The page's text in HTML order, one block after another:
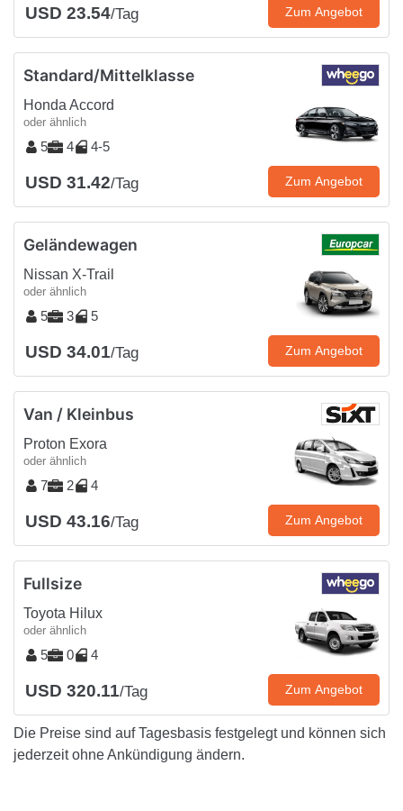
USD 23.54/Tag Zum Angebot
Standard/Mittelklasse
Honda Accord
oder ähnlich
5 4 4-5
USD 31.42/Tag Zum Angebot
Geländewagen
Nissan X-Trail
oder ähnlich
5 3 5
USD 34.01/Tag Zum Angebot
Van / Kleinbus
Proton Exora
oder ähnlich
7 2 4
USD 43.16/Tag Zum Angebot
Fullsize
Toyota Hilux
oder ähnlich
5 0 4
USD 320.11/Tag Zum Angebot
Die Preise sind auf Tagesbasis festgelegt und können sich
jederzeit ohne Ankündigung ändern.